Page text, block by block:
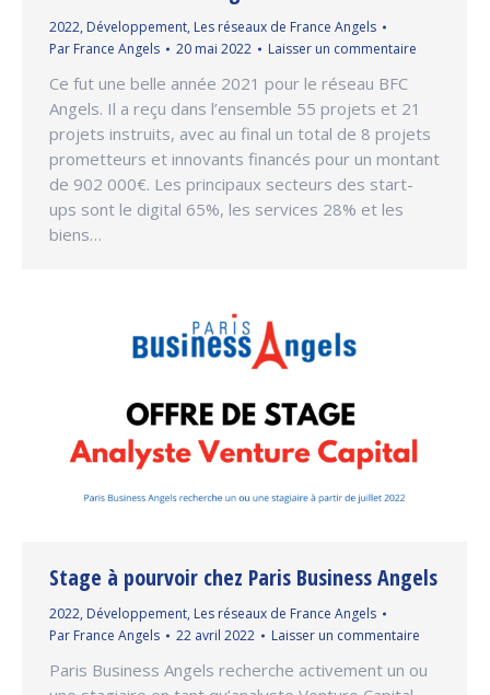
2022, Développement, Les réseaux de France Angels
Par France Angels 20 mai 2022 Laisser un commentaire
Ce fut une belle année 2021 pour le réseau BFC
Angels. Il a reçu dans l’ensemble 55 projets et 21
projets instruits, avec au final un total de 8 projets
prometteurs et innovants financés pour un montant
de 902 000€. Les principaux secteurs des start-
ups sont le digital 65%, les services 28% et les
biens…
Stage à pourvoir chez Paris Business Angels
2022, Développement, Les réseaux de France Angels
Par France Angels 22 avril 2022 Laisser un commentaire
Paris Business Angels recherche activement un ou